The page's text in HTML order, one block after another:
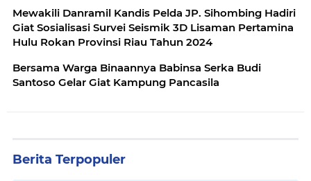
Mewakili Danramil Kandis Pelda JP. Sihombing Hadiri
Giat Sosialisasi Survei Seismik 3D Lisaman Pertamina
Hulu Rokan Provinsi Riau Tahun 2024
Bersama Warga Binaannya Babinsa Serka Budi
Santoso Gelar Giat Kampung Pancasila
Berita Terpopuler